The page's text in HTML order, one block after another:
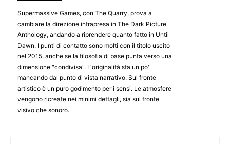
Supermassive Games, con The Quarry, prova a
cambiare la direzione intrapresa in The Dark Picture
Anthology, andando a riprendere quanto fatto in Until
Dawn. I punti di contatto sono molti con il titolo uscito
nel 2015, anche se la filosofia di base punta verso una
dimensione "condivisa". L'originalità sta un po'
mancando dal punto di vista narrativo. Sul fronte
artistico è un puro godimento per i sensi. Le atmosfere
vengono ricreate nei minimi dettagli, sia sul fronte
visivo che sonoro.